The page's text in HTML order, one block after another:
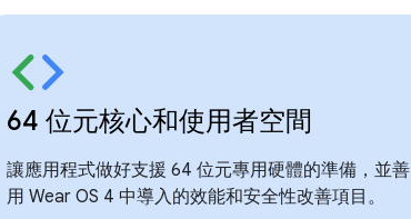
64 位元核心和使用者空間
讓應用程式做好支援 64 位元專用硬體的準備，並善
用 Wear OS 4 中導入的效能和安全性改善項目。